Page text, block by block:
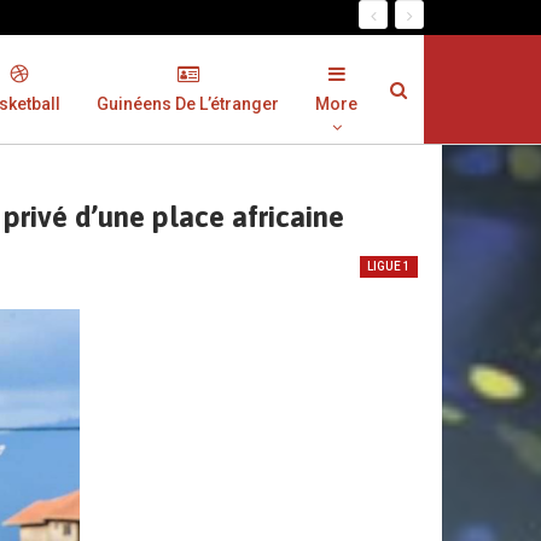
Guinéens De L’étranger More
d’une place africaine
LIGUE 1